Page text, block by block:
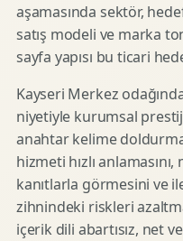
aşamasında sektör,
satış modeli ve marka
sayfa yapısı bu ticari
Kayseri Merkez
niyetiyle kurumsal
anahtar kelime
hizmeti hızlı
kanıtlarla görmesini ve
zihnindeki riskleri
içerik dili abartısız, net